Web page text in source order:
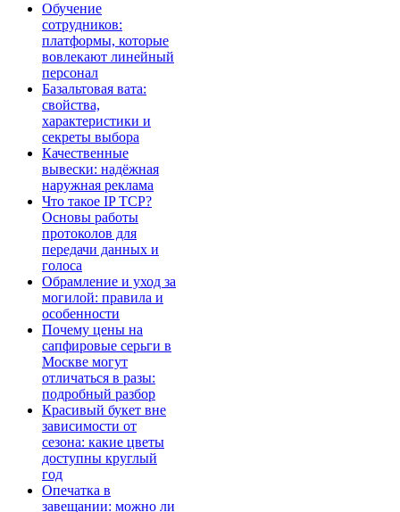
Обучение
сотрудников:
платформы, которые
вовлекают линейный
персонал
Базальтовая вата:
свойства,
характеристики и
секреты выбора
Качественные
вывески: надёжная
наружная реклама
Что такое IP TCP?
Основы работы
протоколов для
передачи данных и
голоса
Обрамление и уход за
могилой: правила и
особенности
Почему цены на
сапфировые серьги в
Москве могут
отличаться в разы:
подробный разбор
Красивый букет вне
зависимости от
сезона: какие цветы
доступны круглый
год
Опечатка в
завещании: можно ли